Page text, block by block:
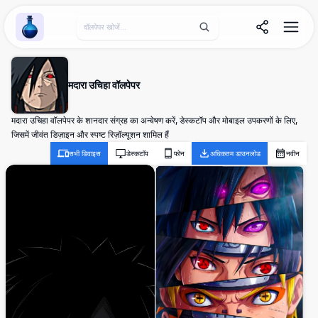
Wallpaper Alchemy
मदारा उचिहा वॉलपेपर
मदारा उचिहा वॉलपेपर के शानदार संग्रह का अन्वेषण करें, डेस्कटॉप और मोबाइल उपकरणों के लिए,
जिसमें जीवंत डिज़ाइन और स्पष्ट रिज़ॉल्यूशन शामिल हैं
सभी डिवाइस डेस्कटॉप फोन अधिकतम डाउनलोड नवीन